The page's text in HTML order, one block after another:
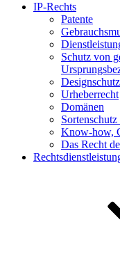
IP-Rechts
Patente
Schutz von
Urheberrecht
Domänen
Know-how,
Das Recht